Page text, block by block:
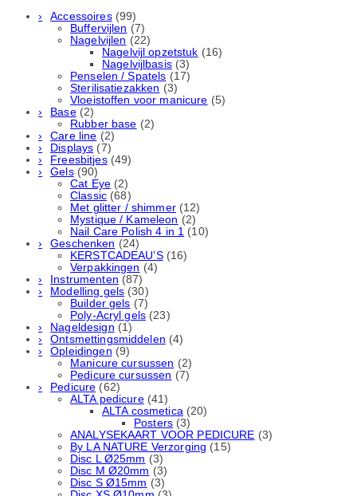
Accessoires (99)
Buffervijlen (7)
Nagelvijlen (22)
Nagelvijl opzetstuk (16)
Nagelvijlbasis (3)
Penselen / Spatels (17)
Sterilisatiezakken (3)
Vloeistoffen voor manicure (5)
Base (2)
Rubber basе (2)
Care line (2)
Displays (7)
Freesbitjes (49)
Gels (90)
Cat Eye (2)
Classic (68)
Met glitter / shimmer (12)
Mystique / Kameleon (2)
Nail Care Polish 4 in 1 (10)
Geschenken (24)
KERSTCADEAU’S (16)
Verpakkingen (4)
Instrumenten (87)
Modelling gels (30)
Builder gels (7)
Poly-Acryl gels (23)
Nageldesign (1)
Ontsmettingsmiddelen (4)
Opleidingen (9)
Manicure cursussen (2)
Pedicure cursussen (7)
Pedicure (62)
ALTA pedicure (41)
ALTA cosmetica (20)
Posters (3)
ANALYSEKAART VOOR PEDICURE (3)
By LA NATURE Verzorging (15)
Disc L Ø25mm (3)
Disc M Ø20mm (3)
Disc S Ø15mm (3)